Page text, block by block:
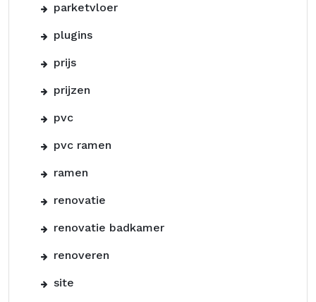
parketvloer
plugins
prijs
prijzen
pvc
pvc ramen
ramen
renovatie
renovatie badkamer
renoveren
site